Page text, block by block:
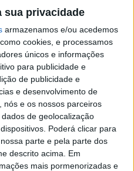
sua privacidade
armazenamos e/ou acedemos
cookies, e processamos
únicos e informações
para publicidade e
de publicidade e
e desenvolvimento de
nós e os nossos parceiros
de geolocalização
Poderá clicar para
parte e pela parte dos
descrito acima. Em
mais pormenorizadas e
0
Novidades
com Oliveira na Honda
Miguel Oliveira pode